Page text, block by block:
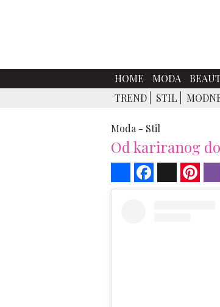
HOME MODA
TREND
STIL
Moda - Stil
Od kariranog
Share Facebook